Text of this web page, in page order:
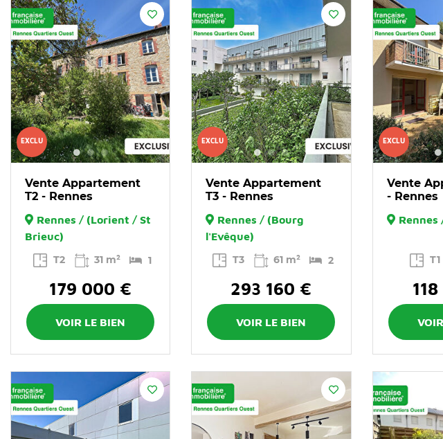
EXCLU
Vente Appartement
T2 - Rennes
Rennes / (Lorient / St
Brieuc)
T2
31 m² 1
179 000 €
VOIR LE BIEN
EXCLU
Vente Appartement
T3 - Rennes
Rennes / (Bourg
l'Evêque)
T3
61 m² 2
293 160 €
VOIR LE BIEN
EXCLU
Vente
- Rennes
Rennes
T1